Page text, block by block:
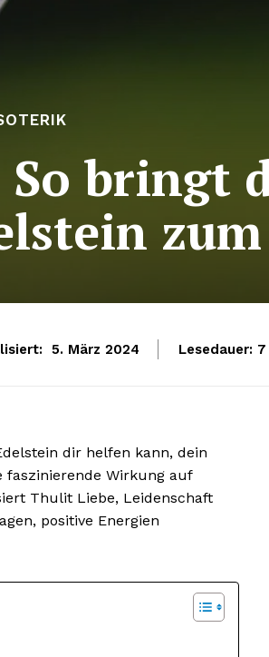
bringt
5. März 2024 Lesedauer: 7
dir helfen kann, dein
Wirkung auf
Thulit Liebe, Leidenschaft
positive Energien